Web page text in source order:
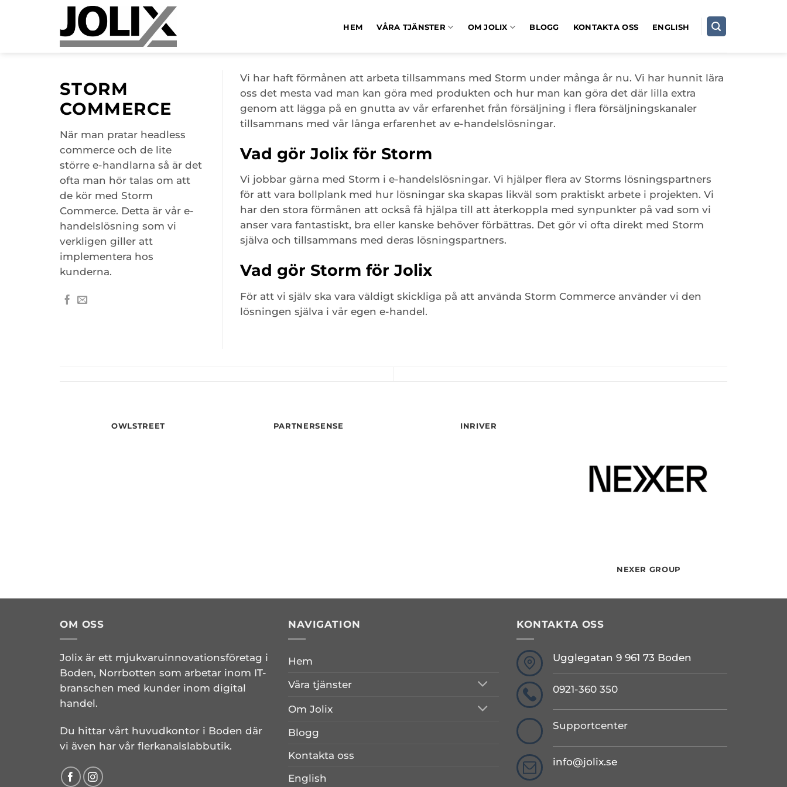
HEM VÅRA TJÄNSTER OM JOLIX BLOGG KONTAKTA OSS ENGLISH
STORM
COMMERCE
När man pratar headless
commerce och de lite
större e-handlarna så är det
ofta man hör talas om att
de kör med Storm
Commerce. Detta är vår e-
handelslösning som vi
verkligen giller att
implementera hos
kunderna.
Vi har haft förmånen att arbeta tillsammans med Storm under många år nu. Vi har hunnit lära
oss det mesta vad man kan göra med produkten och hur man kan göra det där lilla extra
genom att lägga på en gnutta av vår erfarenhet från försäljning i flera försäljningskanaler
tillsammans med vår långa erfarenhet av e-handelslösningar.
Vad gör Jolix för Storm
Vi jobbar gärna med Storm i e-handelslösningar. Vi hjälper flera av Storms lösningspartners
för att vara bollplank med hur lösningar ska skapas likväl som praktiskt arbete i projekten. Vi
har den stora förmånen att också få hjälpa till att återkoppla med synpunkter på vad som vi
anser vara fantastiskt, bra eller kanske behöver förbättras. Det gör vi ofta direkt med Storm
själva och tillsammans med deras lösningspartners.
Vad gör Storm för Jolix
För att vi själv ska vara väldigt skickliga på att använda Storm Commerce använder vi den
lösningen själva i vår egen e-handel.
OWLSTREET PARTNERSENSE INRIVER
NEXER GROUP
OM OSS
Jolix är ett mjukvaruinnovationsföretag i
Boden, Norrbotten som arbetar inom IT-
branschen med kunder inom digital
handel.
Du hittar vårt huvudkontor i Boden där
vi även har vår flerkanalslabbutik.
NAVIGATION
Hem
Våra tjänster
Om Jolix
Blogg
Kontakta oss
English
KONTAKTA OSS
Ugglegatan 9 961 73 Boden
0921-360 350
Supportcenter
info@jolix.se